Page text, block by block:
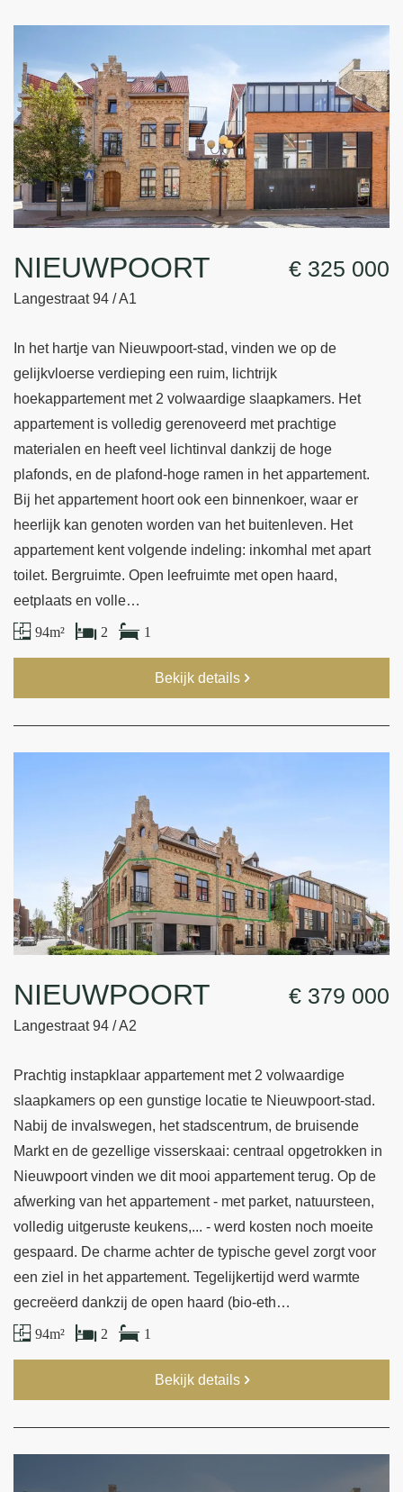
NIEUWPOORT
Langestraat 94 / A1
€ 325 000
In het hartje van Nieuwpoort-stad, vinden we op de
gelijkvloerse verdieping een ruim, lichtrijk
hoekappartement met 2 volwaardige slaapkamers. Het
appartement is volledig gerenoveerd met prachtige
materialen en heeft veel lichtinval dankzij de hoge
plafonds, en de plafond-hoge ramen in het appartement.
Bij het appartement hoort ook een binnenkoer, waar er
heerlijk kan genoten worden van het buitenleven. Het
appartement kent volgende indeling: inkomhal met apart
toilet. Bergruimte. Open leefruimte met open haard,
eetplaats en volle…
94 m² 2 1
Bekijk details
NIEUWPOORT
Langestraat 94 / A2
€ 379 000
Prachtig instapklaar appartement met 2 volwaardige
slaapkamers op een gunstige locatie te Nieuwpoort-stad.
Nabij de invalswegen, het stadscentrum, de bruisende
Markt en de gezellige visserskaai: centraal opgetrokken in
Nieuwpoort vinden we dit mooi appartement terug. Op de
afwerking van het appartement - met parket, natuursteen,
volledig uitgeruste keukens,... - werd kosten noch moeite
gespaard. De charme achter de typische gevel zorgt voor
een ziel in het appartement. Tegelijkertijd werd warmte
gecreëerd dankzij de open haard (bio-eth…
94 m² 2 1
Bekijk details